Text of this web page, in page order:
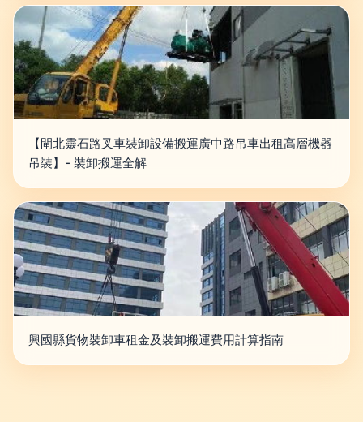
【閘北靈石路叉車裝卸設備搬運廣中路吊車出租高層機器
吊裝】- 裝卸搬運全解
興國縣貨物裝卸車租金及裝卸搬運費用計算指南